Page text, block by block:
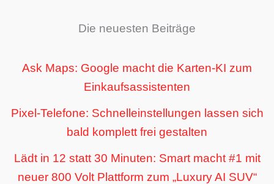
Die neuesten Beiträge
Ask Maps: Google macht die Karten-KI zum
Einkaufsassistenten
Pixel-Telefone: Schnelleinstellungen lassen sich
bald komplett frei gestalten
Lädt in 12 statt 30 Minuten: Smart macht #1 mit
neuer 800 Volt Plattform zum „Luxury AI SUV“